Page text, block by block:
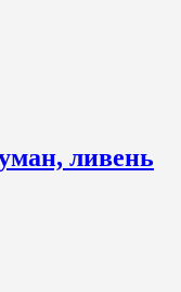
ливень